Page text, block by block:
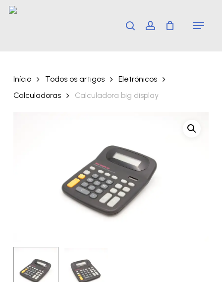
Skip
search account Menu
Início Todos os artigos
Eletrónicos
Calculadoras
Calculadora big display